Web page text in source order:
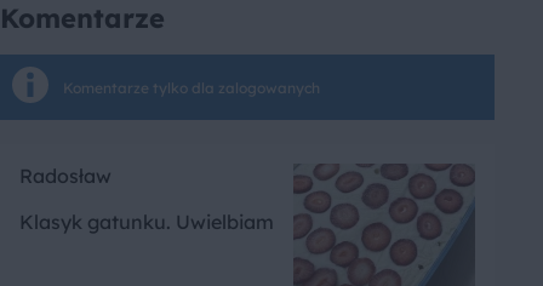
Komentarze
Komentarze tylko dla zalogowanych
Radosław
Klasyk gatunku. Uwielbiam